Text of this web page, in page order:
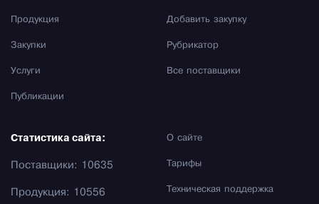
Продукция
Закупки
Услуги
Публикации
Добавить закупку
Рубрикатор
Все поставщики
О сайте
Тарифы
Техническая поддержка
Статистика сайта:
Поставщики: 10635
Продукция: 10556